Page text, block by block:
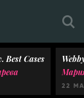
Best Cases
22